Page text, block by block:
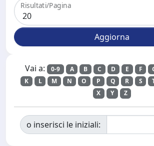
Risultati/Pagina
Vai a: 0-9 A B C D E F
K
L M N O P Q R S
X
Y Z
o inserisci le iniziali: